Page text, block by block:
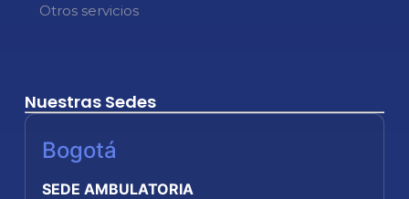
Otros servicios
Nuestras Sedes
Bogotá
SEDE AMBULATORIA